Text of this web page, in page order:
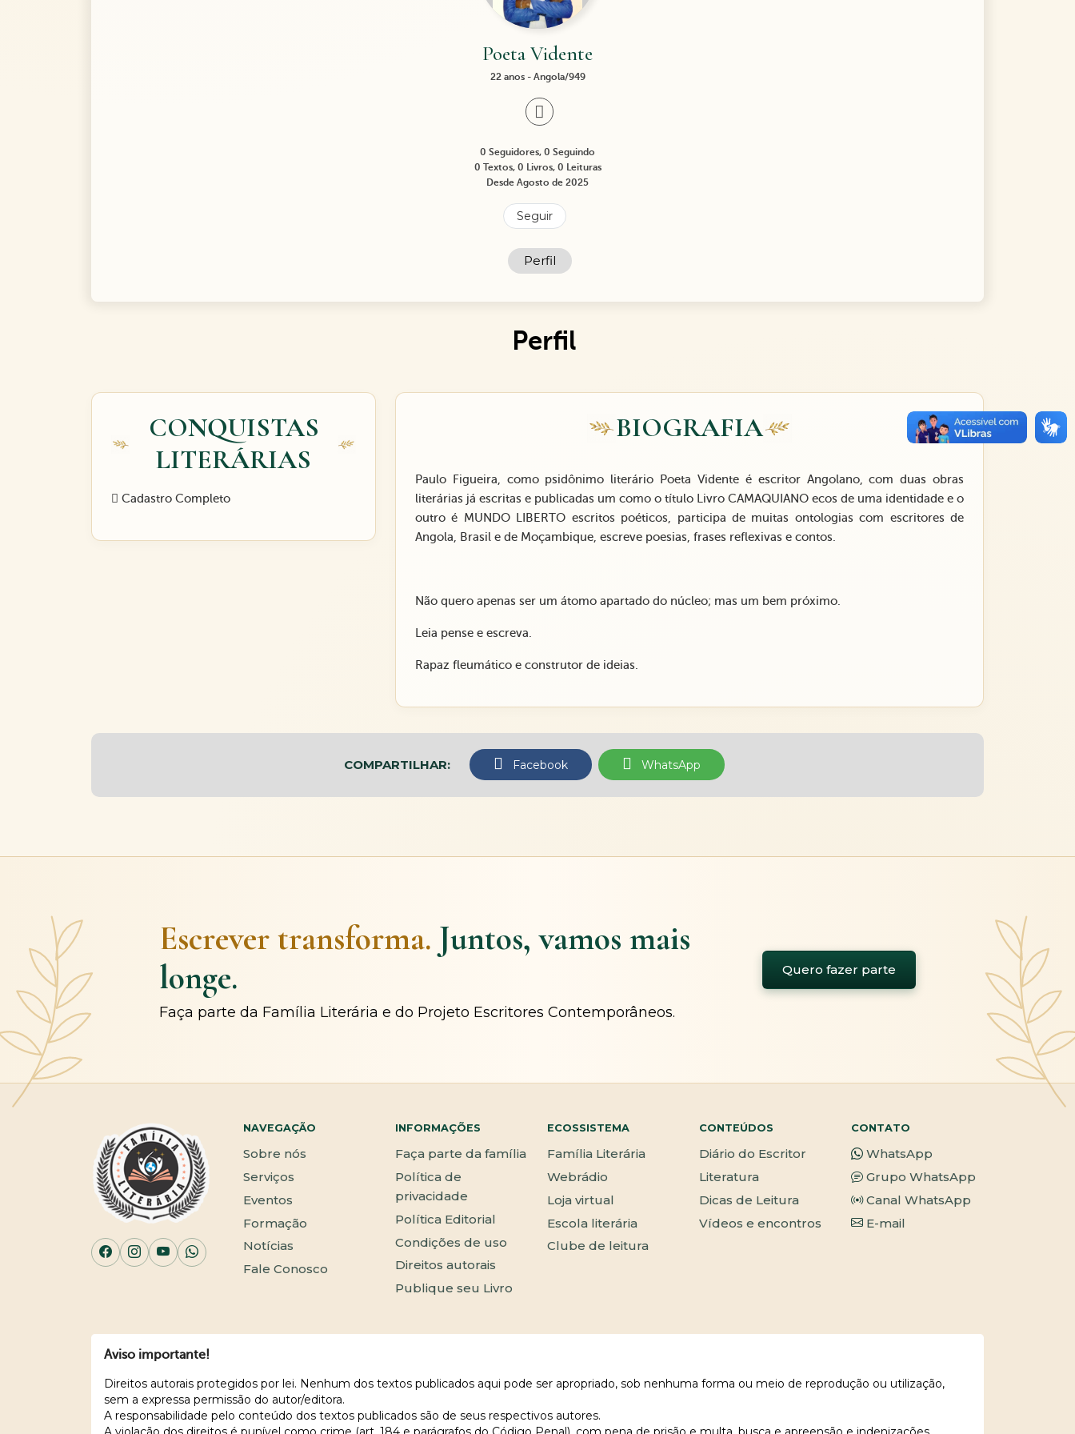
Poeta Vidente
22 anos - Angola/949
0 Seguidores, 0 Seguindo
0 Textos, 0 Livros, 0 Leituras
Desde Agosto de 2025
Seguir
Perfil
Perfil
CONQUISTAS
LITERÁRIAS
Cadastro Completo
BIOGRAFIA
Paulo Figueira, como psidônimo literário Poeta Vidente é escritor Angolano, com duas obras
literárias já escritas e publicadas um como o título Livro CAMAQUIANO ecos de uma identidade e o
outro é MUNDO LIBERTO escritos poéticos, participa de muitas ontologias com escritores de
Angola, Brasil e de Moçambique, escreve poesias, frases reflexivas e contos.
Não quero apenas ser um átomo apartado do núcleo; mas um bem próximo.
Leia pense e escreva.
Rapaz fleumático e construtor de ideias.
COMPARTILHAR: Facebook WhatsApp
Escrever transforma. Juntos, vamos mais
longe.
Faça parte da Família Literária e do Projeto Escritores Contemporâneos.
Quero fazer parte
NAVEGAÇÃO
Sobre nós
Serviços
Eventos
Formação
Notícias
Fale Conosco
INFORMAÇÕES
Faça parte da família
Política de
privacidade
Política Editorial
Condições de uso
Direitos autorais
Publique seu Livro
ECOSSISTEMA
Família Literária
Webrádio
Loja virtual
Escola literária
Clube de leitura
CONTEÚDOS
Diário do Escritor
Literatura
Dicas de Leitura
Vídeos e encontros
CONTATO
WhatsApp
Grupo WhatsApp
Canal WhatsApp
E-mail
Aviso importante!
Direitos autorais protegidos por lei. Nenhum dos textos publicados aqui pode ser apropriado, sob nenhuma forma ou meio de reprodução ou utilização,
sem a expressa permissão do autor/editora.
A responsabilidade pelo conteúdo dos textos publicados são de seus respectivos autores.